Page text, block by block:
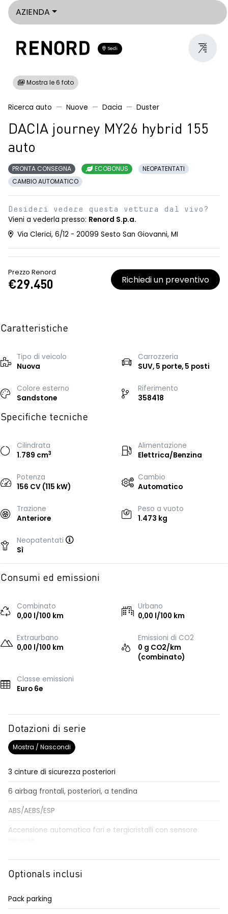
AZIENDA
Sedi
Mostra le 6 foto
Ricerca auto Nuove Dacia Duster
DACIA journey MY26 hybrid 155
auto
PRONTA CONSEGNA ECOBONUS
NEOPATENTATI
CAMBIO AUTOMATICO
Desideri vedere questa vettura dal vivo?
Vieni a vederla presso: Renord S.p.a.
Via Clerici, 6/12 - 20099 Sesto San Giovanni, MI
Prezzo Renord
€29.450 Richiedi un preventivo
Caratteristiche
Tipo di veicolo
Nuova
Carrozzeria
SUV, 5 porte, 5 posti
Colore esterno
Sandstone
Riferimento
358418
Specifiche tecniche
Cilindrata
1.789 cm3
Alimentazione
Elettrica/Benzina
Potenza
156 CV (115 kW)
Cambio
Automatico
Trazione
Anteriore
Peso a vuoto
1.473 kg
Neopatentati
Sì
Consumi ed emissioni
Combinato
0,00 l/100 km
Urbano
0,00 l/100 km
Extraurbano
0,00 l/100 km
Emissioni di CO2
0 g CO2/km
(combinato)
Classe emissioni
Euro 6e
Dotazioni di serie
Mostra / Nascondi
3 cinture di sicurezza posteriori
6 airbag frontali, posteriori, a tendina
ABS/AEBS/ESP
Accensione automatica fari e tergicristalli con sensore
Adaptative cruise control
Airbag per il conducente e passeggero
Alzacristalli elettrici impulsionali anteriori e posteriori
Optionals inclusi
Pack parking